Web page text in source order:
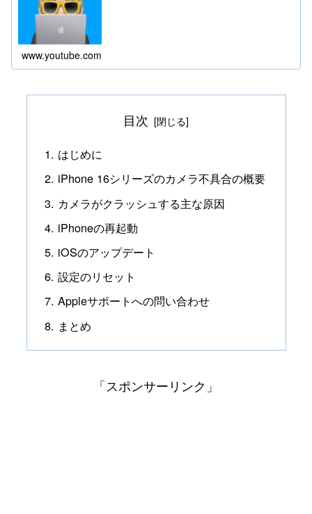
www.youtube.com
目次
はじめに
iPhone 16シリーズのカメラ不具合の概要
カメラがクラッシュする主な原因
iPhoneの再起動
iOSのアップデート
設定のリセット
Appleサポートへの問い合わせ
まとめ
「スポンサーリンク」